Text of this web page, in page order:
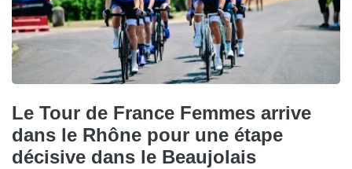
Le Tour de France Femmes arrive
dans le Rhône pour une étape
décisive dans le Beaujolais